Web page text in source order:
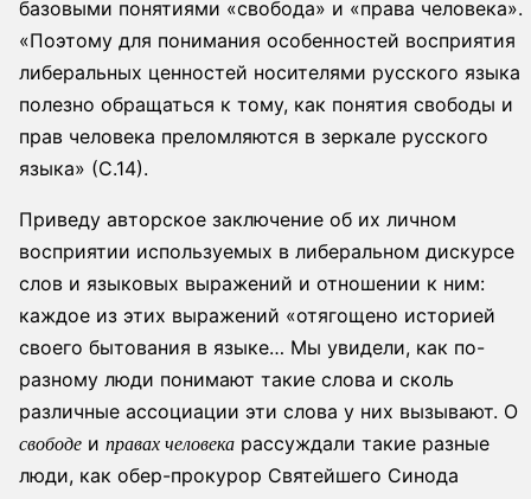
базовыми понятиями «свобода» и «права человека».
«Поэтому для понимания особенностей восприятия
либеральных ценностей носителями русского языка
полезно обращаться к тому, как понятия свободы и
прав человека преломляются в зеркале русского
языка» (С.14).
Приведу авторское заключение об их личном
восприятии используемых в либеральном дискурсе
слов и языковых выражений и отношении к ним:
каждое из этих выражений «отягощено историей
своего бытования в языке… Мы увидели, как по-
разному люди понимают такие слова и сколь
различные ассоциации эти слова у них вызывают. О
свободе и правах человека рассуждали такие разные
люди, как обер-прокурор Святейшего Синода